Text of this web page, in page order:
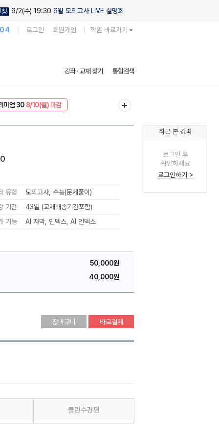
청 9/2(수) 19:30 9월 모의고사 LIVE 설명회
로그인 회원가입 학원 바로가기
강좌 · 교재 찾기 통합검색
8/10(월) 마감
유형
모의고사, 수능(문제풀이)
기간
43일 (교재배송기간포함)
기능 AI 자막 인덱스 AI 인덱스
50,000원
40,000원
장바구니 바로결제
클린수강평
최근 본 강좌
로그인 후
확인하세요
로그인하기 >